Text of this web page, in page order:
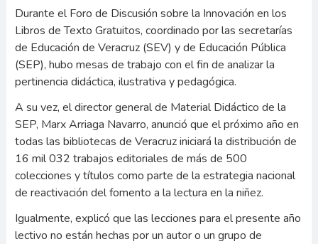
Durante el Foro de Discusión sobre la Innovación en los
Libros de Texto Gratuitos, coordinado por las secretarías
de Educación de Veracruz (SEV) y de Educación Pública
(SEP), hubo mesas de trabajo con el fin de analizar la
pertinencia didáctica, ilustrativa y pedagógica.
A su vez, el director general de Material Didáctico de la
SEP, Marx Arriaga Navarro, anunció que el próximo año en
todas las bibliotecas de Veracruz iniciará la distribución de
16 mil 032 trabajos editoriales de más de 500
colecciones y títulos como parte de la estrategia nacional
de reactivación del fomento a la lectura en la niñez.
Igualmente, explicó que las lecciones para el presente año
lectivo no están hechas por un autor o un grupo de